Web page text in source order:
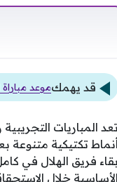
قد يهمكموعد
تعد المباريات
أنماط تكتيكية
بقاء فريق الهلال في
الأساسية خلال